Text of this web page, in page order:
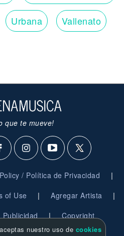
Urbana Vallenato
que te mueve!
/ Política de Privacidad |
of Use | Agregar Artista |
Publicidad | Copyright
nuestro uso de cookies